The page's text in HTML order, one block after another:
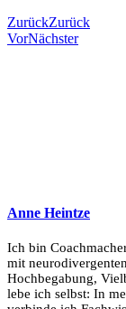
ZurückZurück
VorNächster
Anne Heintze
Ich bin
mit
Hochbegabung,
lebe ich selbst: In